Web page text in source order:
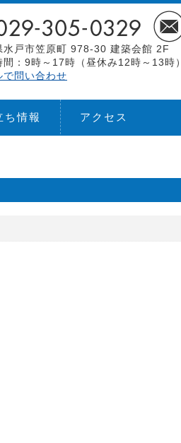
水戸市笠原町 978-30 建築会館 2F
間：9時～17時（昼休み12時～13時）
で問い合わせ
ち情報 アクセス